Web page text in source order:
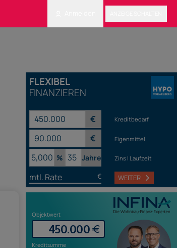
FLEXIBEL
FINANZIEREN
€ Kreditbedarf
€ Eigenmittel
% Jahre Zins | Laufzeit
mtl. Rate € WEITER